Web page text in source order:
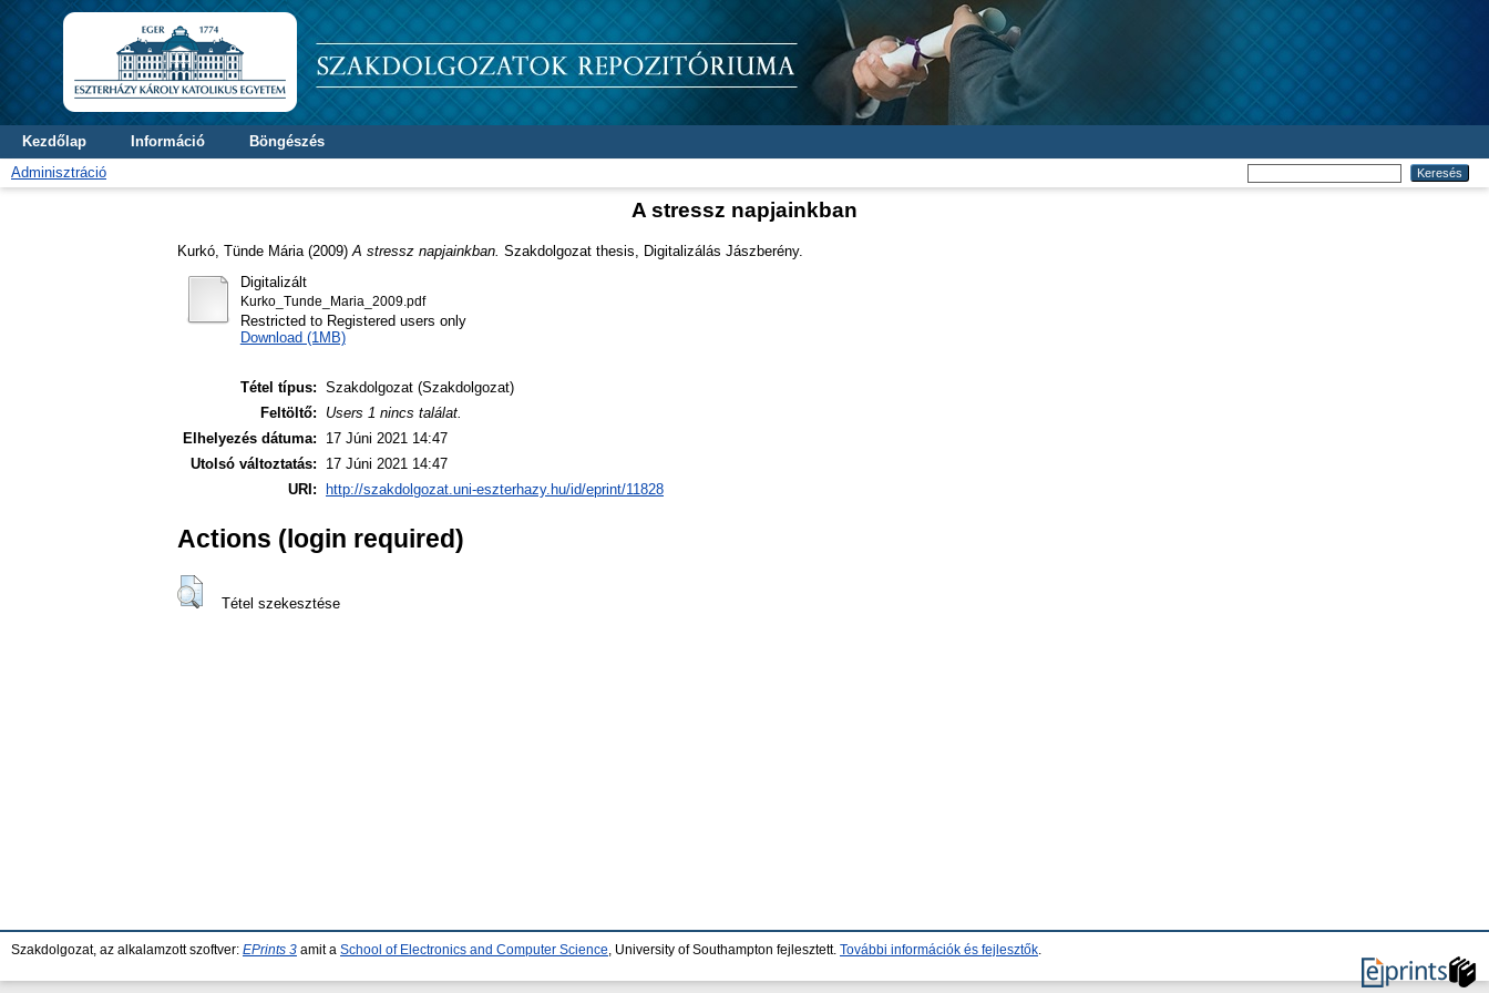
Kezdőlap Információ
Böngészés
Adminisztráció
A stressz napjainkban
Kurkó, Tünde Mária (2009) A stressz napjainkban. Szakdolgozat thesis, Digitalizálás Jászberény.
Digitalizált
Kurko_Tunde_Maria_2009.pdf
Restricted to Registered users only
Download (1MB)
Tétel típus: Szakdolgozat (Szakdolgozat)
Feltöltő:
Users 1 nincs találat.
Elhelyezés dátuma:
17 Júni 2021 14:47
Utolsó változtatás:
17 Júni 2021 14:47
URI:
http://szakdolgozat.uni-eszterhazy.hu/id/eprint/11828
Actions (login required)
Tétel szekesztése
Szakdolgozat, az alkalamzott szoftver: EPrints 3 amit a School of Electronics and Computer Science , University of Southampton fejlesztett. További információk és fejlesztők